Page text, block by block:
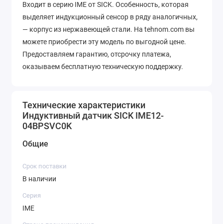
Входит в серию IME от SICK. Особенность, которая
выделяет индукционный сенсор в ряду аналогичных,
— корпус из нержавеющей стали. На tehnom.com вы
можете приобрести эту модель по выгодной цене.
Предоставляем гарантию, отсрочку платежа,
оказываем бесплатную техническую поддержку.
Технические характеристики
Индуктивный датчик SICK IME12-
04BPSVC0K
Общие
Срок поставки
В наличии
Серия
IME